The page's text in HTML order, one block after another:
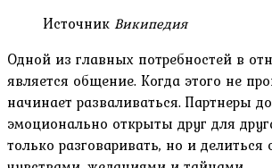
Источник Википедия
Одной из главных потребностей в
является общение. Когда этого не
начинает разваливаться. Партнеры
эмоционально открыты друг для
только разговаривать, но и делиться